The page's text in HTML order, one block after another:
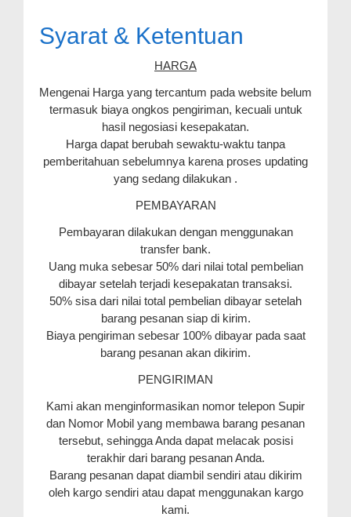
Syarat & Ketentuan
HARGA
Mengenai Harga yang tercantum pada website belum
termasuk biaya ongkos pengiriman, kecuali untuk
hasil negosiasi kesepakatan.
Harga dapat berubah sewaktu-waktu tanpa
pemberitahuan sebelumnya karena proses updating
yang sedang dilakukan .
PEMBAYARAN
Pembayaran dilakukan dengan menggunakan
transfer bank.
Uang muka sebesar 50% dari nilai total pembelian
dibayar setelah terjadi kesepakatan transaksi.
50% sisa dari nilai total pembelian dibayar setelah
barang pesanan siap di kirim.
Biaya pengiriman sebesar 100% dibayar pada saat
barang pesanan akan dikirim.
PENGIRIMAN
Kami akan menginformasikan nomor telepon Supir
dan Nomor Mobil yang membawa barang pesanan
tersebut, sehingga Anda dapat melacak posisi
terakhir dari barang pesanan Anda.
Barang pesanan dapat diambil sendiri atau dikirim
oleh kargo sendiri atau dapat menggunakan kargo
kami.